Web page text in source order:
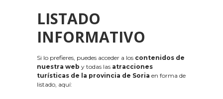
LISTADO
INFORMATIVO
Si lo prefieres, puedes acceder a los contenidos de
nuestra web y todas las atracciones
turísticas de la provincia de Soria en forma de
listado, aquí: